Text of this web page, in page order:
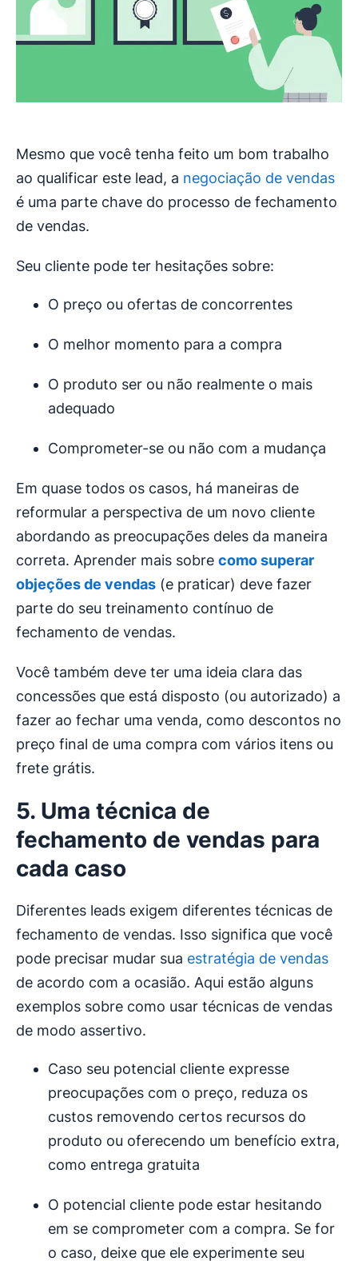
Mesmo que você tenha feito um bom trabalho
ao qualificar este lead, a negociação de vendas
é uma parte chave do processo de fechamento
de vendas.
Seu cliente pode ter hesitações sobre:
O preço ou ofertas de concorrentes
O melhor momento para a compra
O produto ser ou não realmente o mais
adequado
Comprometer-se ou não com a mudança
Em quase todos os casos, há maneiras de
reformular a perspectiva de um novo cliente
abordando as preocupações deles da maneira
correta. Aprender mais sobre como superar
objeções de vendas (e praticar) deve fazer
parte do seu treinamento contínuo de
fechamento de vendas.
Você também deve ter uma ideia clara das
concessões que está disposto (ou autorizado) a
fazer ao fechar uma venda, como descontos no
preço final de uma compra com vários itens ou
frete grátis.
5. Uma técnica de
fechamento de vendas para
cada caso
Diferentes leads exigem diferentes técnicas de
fechamento de vendas. Isso significa que você
pode precisar mudar sua estratégia de vendas
de acordo com a ocasião. Aqui estão alguns
exemplos sobre como usar técnicas de vendas
de modo assertivo.
Caso seu potencial cliente expresse
preocupações com o preço, reduza os
custos removendo certos recursos do
produto ou oferecendo um benefício extra,
como entrega gratuita
O potencial cliente pode estar hesitando
em se comprometer com a compra. Se for
o caso, deixe que ele experimente seu